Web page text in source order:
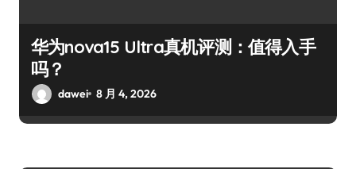
华为nova15 Ultra真机评测：值得入手
吗？
dawei 8 月 4, 2026